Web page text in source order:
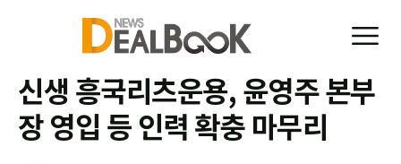
신생 흥국리츠운용, 윤영주 본부
장 영입 등 인력 확충 마무리